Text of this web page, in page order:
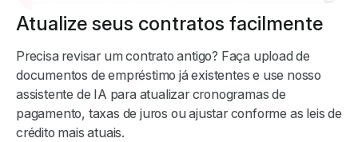
Atualize seus contratos facilmente
Precisa revisar um contrato antigo? Faça upload de
documentos de empréstimo já existentes e use nosso
assistente de IA para atualizar cronogramas de
pagamento, taxas de juros ou ajustar conforme as leis de
crédito mais atuais.